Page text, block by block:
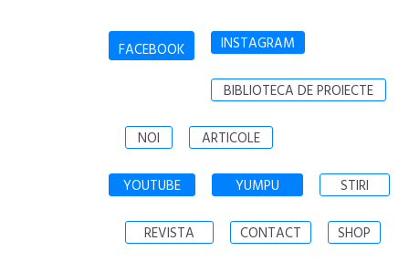
FACEBOOK INSTAGRAM
BIBLIOTECA DE PROIECTE
NOI ARTICOLE
YOUTUBE YUMPU STIRI
REVISTA CONTACT SHOP